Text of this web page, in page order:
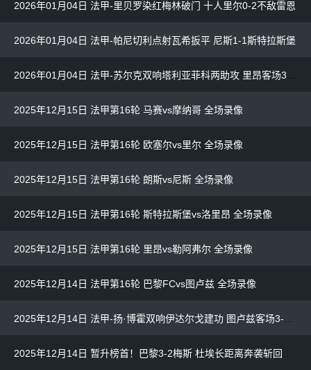
2026年01月04日 法甲-里贝罗染红梅林破门 十人里尔0-2不敌雷恩
2026年01月04日 法甲-帕尼切利点射瓦希扳平 尼斯1-1斯特拉斯堡
2025年12月15日 法甲第16轮 马赛vs摩纳哥 全场录像
2025年12月15日 法甲第16轮 欧塞尔vs里尔 全场录像
2025年12月15日 法甲第16轮 朗斯vs尼斯 全场录像
2025年12月15日 法甲第16轮 斯特拉斯堡vs洛里昂 全场录像
2025年12月15日 法甲第16轮 里昂vs勒阿弗尔 全场录像
2025年12月14日 法甲第16轮 巴黎FCvs图卢兹 全场录像